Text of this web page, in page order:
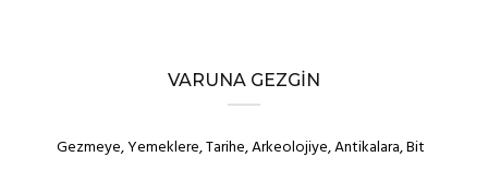
VARUNA GEZGIN
Gezmeye, Yemeklere, Tarihe, Arkeolojiye, Antikalara, Bit